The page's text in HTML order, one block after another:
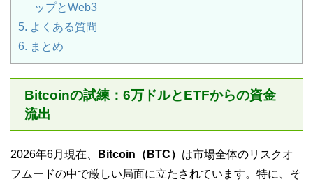
ップとWeb3
5. よくある質問
6. まとめ
Bitcoinの試練：6万ドルとETFからの資金
流出
2026年6月現在、 Bitcoin（BTC） は市場全体のリスクオ
フムードの中で厳しい局面に立たされています。特に、そ